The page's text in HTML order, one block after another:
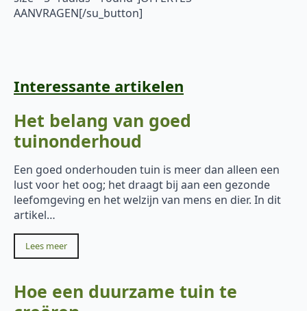
AANVRAGEN[/su_button]
Interessante artikelen
Het belang van goed
tuinonderhoud
Een goed onderhouden tuin is meer dan alleen een
lust voor het oog; het draagt bij aan een gezonde
leefomgeving en het welzijn van mens en dier. In dit
artikel…
Lees meer
Hoe een duurzame tuin te